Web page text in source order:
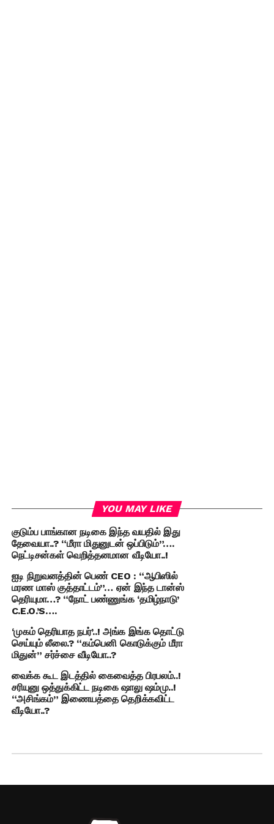
YOU MAY LIKE
குடும்ப பாங்கான நடிகை இந்த வயதில் இது
தேவையா..? “மீரா மிதுனுடன் ஒப்பிடும்”….
நெட்டிசன்கள் வெறித்தனமான வீடியோ..!
ஐடி நிறுவனத்தின் பெண் CEO : “ஆபிஸில்
மரண மாஸ் குத்தாட்டம்”… ஏன் இந்த டான்ஸ்
தெரியுமா…? “நோட் பண்ணுங்க ‘தமிழ்நாடு’
C.E.O.’S….
‘முகம் தெரியாத நபர்’..! அங்க இங்க தொட்டு
செய்யும் லீலை.? “கம்பெனி கொடுக்கும் மீரா
மிதுன்” சர்ச்சை வீடியோ..?
வைக்க கூட இடத்தில் கைவைத்த பிரபலம்..!
சரியுனு ஒத்துக்கிட்ட நடிகை ஷாலு ஷம்மு..!
“அசிங்கம்” இணையத்தை தெறிக்கவிட்ட
வீடியோ..?